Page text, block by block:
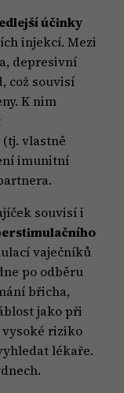
účinky
injekcí. Mezi
depresivní
což souvisí
K nim
vlastně
imunitní
souvisí i
vaječníků
po odběru
břicha,
jako při
riziko
lékaře.